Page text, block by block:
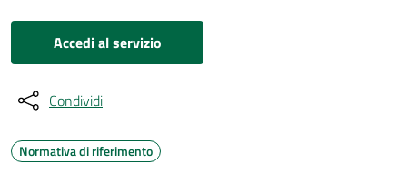
Accedi al servizio
Condividi
Normativa di riferimento